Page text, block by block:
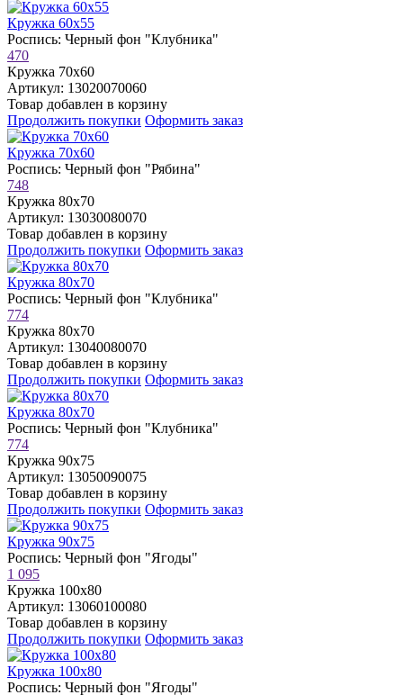
Кружка 60х55
Роспись: Черный фон "Клубника"
470
Кружка 70х60
Артикул: 13020070060
Товар добавлен в корзину
Продолжить покупки Оформить заказ
Кружка 70х60
Роспись: Черный фон "Рябина"
748
Кружка 80х70
Артикул: 13030080070
Товар добавлен в корзину
Продолжить покупки Оформить заказ
Кружка 80х70
Роспись: Черный фон "Клубника"
774
Кружка 80х70
Артикул: 13040080070
Товар добавлен в корзину
Продолжить покупки Оформить заказ
Кружка 80х70
Роспись: Черный фон "Клубника"
774
Кружка 90х75
Артикул: 13050090075
Товар добавлен в корзину
Продолжить покупки Оформить заказ
Кружка 90х75
Роспись: Черный фон "Ягоды"
1 095
Кружка 100х80
Артикул: 13060100080
Товар добавлен в корзину
Продолжить покупки Оформить заказ
Кружка 100х80
Роспись: Черный фон "Ягоды"